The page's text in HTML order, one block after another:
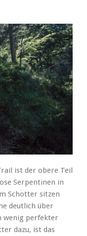
ist der obere Teil
Serpentinen in
Schotter sitzen
deutlich über
wenig perfekter
dazu, ist das